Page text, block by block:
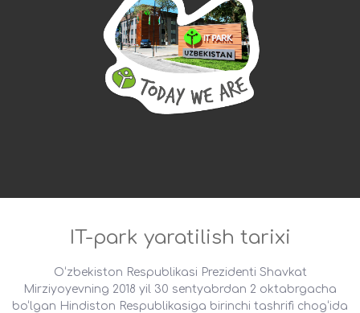
IT-park yaratilish tarixi
O‘zbekiston Respublikasi Prezidenti Shavkat
Mirziyoyevning 2018 yil 30 sentyabrdan 2 oktabrgacha
bo‘lgan Hindiston Respublikasiga birinchi tashrifi chog‘ida